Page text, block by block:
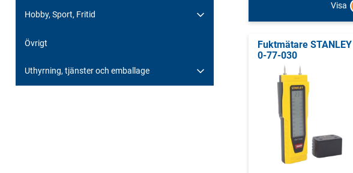
Hobby, Sport, Fritid
Övrigt
Uthyrning, tjänster och emballage
Visa
Fuktmätare STANLEY
0-77-030